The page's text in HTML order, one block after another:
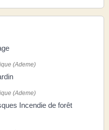
(Ademe)
(Ademe)
Incendie de forêt